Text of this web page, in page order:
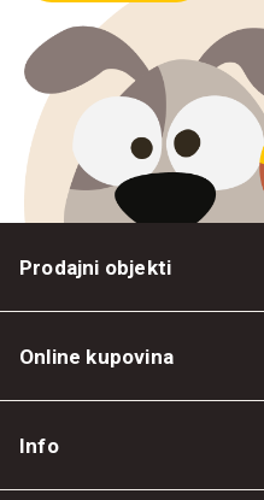
Prodajni objekti
Online kupovina
Info